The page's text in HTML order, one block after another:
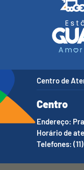
Centro de
Centro
Endereço:
Horário de
Telefones: